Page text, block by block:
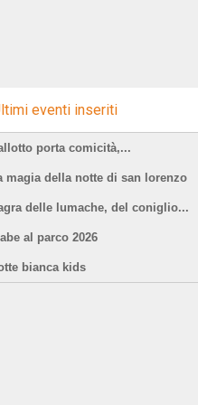
eventi inseriti
porta comicità,...
magia della notte di san lorenzo
delle lumache, del coniglio...
al parco 2026
bianca kids